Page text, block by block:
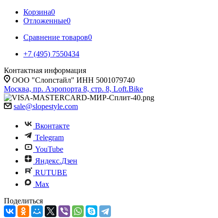
Корзина0
Отложенные0
Сравнение товаров0
+7 (495) 7550434
Контактная информация
ООО "Слопстайл" ИНН 5001079740
Москва, пр. Аэропорта 8, стр. 8, Loft.Bike
sale@slopestyle.com
Вконтакте
Telegram
YouTube
Яндекс.Дзен
RUTUBE
Max
Поделиться